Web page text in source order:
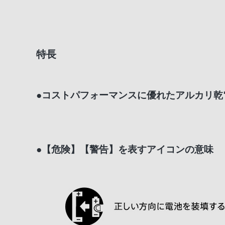
特長
●コストパフォーマンスに優れたアルカリ
●【危険】【警告】を表すアイコンの意味